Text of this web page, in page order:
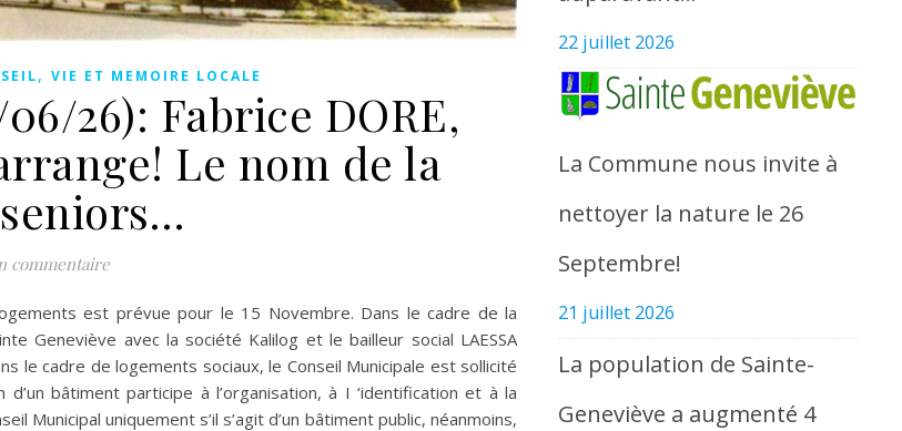
, VIE ET MEMOIRE LOCALE
26): Fabrice DORE,
Le nom de la
commentaire
est prévue pour le 15 Novembre. Dans le cadre de la
Geneviève avec la société Kalilog et le bailleur social LAESSA
le cadre de logements sociaux, le Conseil Municipale est sollicité
bâtiment participe à l’organisation, à I ‘identification et à la
Municipal uniquement s’il s’agit d’un bâtiment public, néanmoins,
22 juillet 2026
La Commune nous invite à
nettoyer la nature le 26
Septembre!
21 juillet 2026
La population de Sainte-
Geneviève a augmenté 4